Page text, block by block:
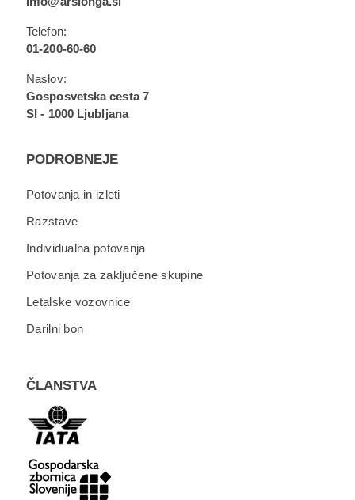
Telefon:
01-200-60-60
Naslov:
Gosposvetska cesta 7
SI - 1000 Ljubljana
PODROBNEJE
Potovanja in izleti
Razstave
Individualna potovanja
Potovanja za zaključene skupine
Letalske vozovnice
Darilni bon
ČLANSTVA